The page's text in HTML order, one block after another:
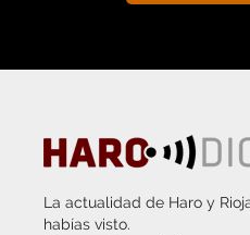
La actualidad de Haro y
habías visto.